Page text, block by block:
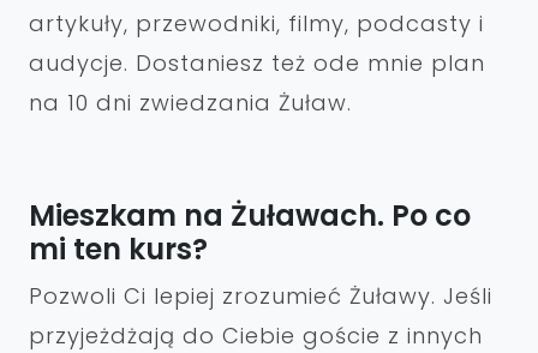
artykuły, przewodniki, filmy, podcasty i
audycje. Dostaniesz też ode mnie plan
na 10 dni zwiedzania Żuław.
Mieszkam na Żuławach. Po co
mi ten kurs?
Pozwoli Ci lepiej zrozumieć Żuławy. Jeśli
przyjeżdżają do Ciebie goście z innych